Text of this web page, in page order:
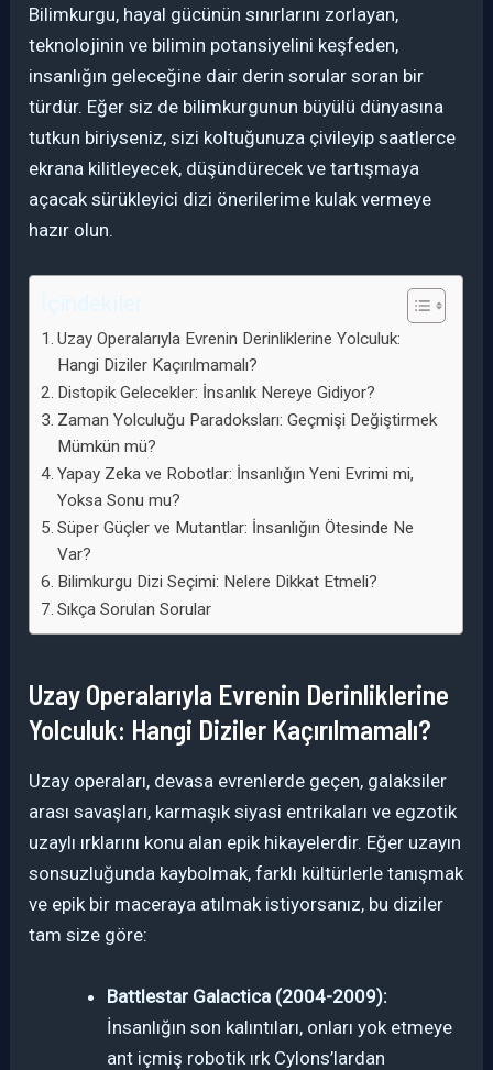
Bilimkurgu, hayal gücünün sınırlarını zorlayan,
teknolojinin ve bilimin potansiyelini keşfeden,
insanlığın geleceğine dair derin sorular soran bir
türdür. Eğer siz de bilimkurgunun büyülü dünyasına
tutkun biriyseniz, sizi koltuğunuza çivileyip saatlerce
ekrana kilitleyecek, düşündürecek ve tartışmaya
açacak sürükleyici dizi önerilerime kulak vermeye
hazır olun.
Uzay Operalarıyla Evrenin Derinliklerine Yolculuk:
Hangi Diziler Kaçırılmamalı?
Distopik Gelecekler: İnsanlık Nereye Gidiyor?
Zaman Yolculuğu Paradoksları: Geçmişi Değiştirmek
Mümkün mü?
Yapay Zeka ve Robotlar: İnsanlığın Yeni Evrimi mi,
Yoksa Sonu mu?
Süper Güçler ve Mutantlar: İnsanlığın Ötesinde Ne
Var?
Bilimkurgu Dizi Seçimi: Nelere Dikkat Etmeli?
Sıkça Sorulan Sorular
Uzay Operalarıyla Evrenin Derinliklerine
Yolculuk: Hangi Diziler Kaçırılmamalı?
Uzay operaları, devasa evrenlerde geçen, galaksiler
arası savaşları, karmaşık siyasi entrikaları ve egzotik
uzaylı ırklarını konu alan epik hikayelerdir. Eğer uzayın
sonsuzluğunda kaybolmak, farklı kültürlerle tanışmak
ve epik bir maceraya atılmak istiyorsanız, bu diziler
tam size göre:
Battlestar Galactica (2004-2009):
İnsanlığın son kalıntıları, onları yok etmeye
ant içmiş robotik ırk Cylons’lardan